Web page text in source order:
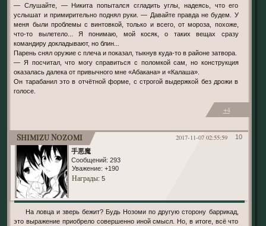
— Слушайте, — Никита попытался сгладить углы, надеясь, что его
услышат и примирительно поднял руки. — Давайте правда не будем. У
меня были проблемы с винтовкой, только и всего, от мороза, похоже,
что-то вылетело... Я понимаю, мой косяк, о таких вещах сразу
командиру докладывают, но блин...
Парень снял оружие с плеча и показал, тыкнув куда-то в районе затвора.
— Я посчитал, что могу справиться с поломкой сам, но конструкция
оказалась далека от привычного мне «Абакана» и «Калаша».
Он тарабанил это в отчётной форме, с строгой выдержкой без дрожи в
голосе.
+4
10
2017-11-07 02:55:59
Shimizu Nozomi
手悪魔
Сообщений: 293
Уважение: +190
Награды: 5
На ловца и зверь бежит? Будь Нозоми по другую сторону баррикад,
это выражение приобрело совершенно иной смысл. Но, в итоге, всё что